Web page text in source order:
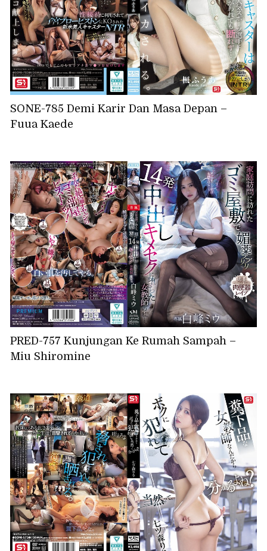
SONE-785 Demi Karir Dan Masa Depan –
Fuua Kaede
PRED-757 Kunjungan Ke Rumah Sampah –
Miu Shiromine